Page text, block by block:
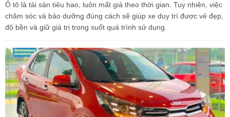
Ô tô là tài sản tiêu hao, luôn mất giá theo thời gian. Tuy nhiên, việc
chăm sóc và bảo dưỡng đúng cách sẽ giúp xe duy trì được vẻ đẹp,
độ bền và giữ giá trị trong suốt quá trình sử dụng.